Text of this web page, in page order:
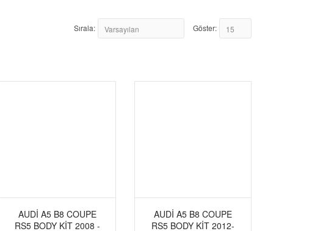
Sırala: Göster:
AUDI A5 B8 COUPE
RS5 BODY KIT 2008 -
AUDI A5 B8 COUPE
RS5 BODY KIT 2012-